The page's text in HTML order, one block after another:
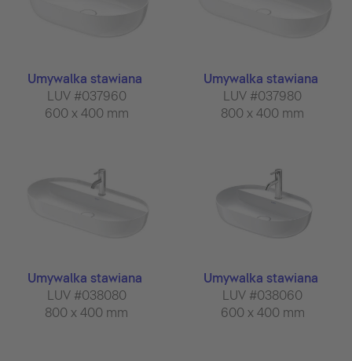
Umywalka stawiana
LUV #037960
600 x 400 mm
Umywalka stawiana
LUV #037980
800 x 400 mm
Umywalka stawiana
LUV #038080
800 x 400 mm
Umywalka stawiana
LUV #038060
600 x 400 mm